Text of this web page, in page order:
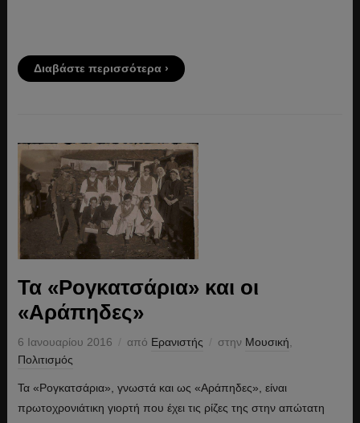
Διαβάστε περισσότερα ›
Τα «Ρογκατσάρια» και οι
«Αράπηδες»
6 Ιανουαρίου 2016 από Ερανιστής στην Μουσική
Πολιτισμός
Τα «Ρογκατσάρια», γνωστά και ως «Αράπηδες», είναι
πρωτοχρονιάτικη γιορτή που έχει τις ρίζες της στην απώτατη